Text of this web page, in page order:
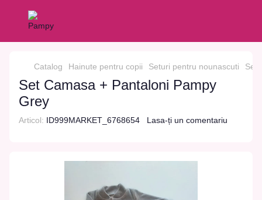
Catalog Hainute pentru copii Seturi pentru nounascuti Set
Set Camasa + Pantaloni Pampy
Grey
Articol: ID999MARKET_6768654 Lasa-ți un comentariu